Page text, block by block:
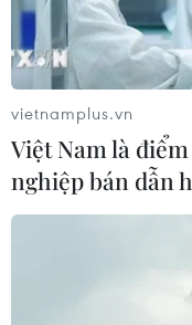
Ban đại diện cha
được tự đặt các
đóng góp
07/08/2026 10:30
Bộ Giáo dục và
khung thời gian cố
vietnamplus.vn
Việt Nam là
nghiệp bán dẫn